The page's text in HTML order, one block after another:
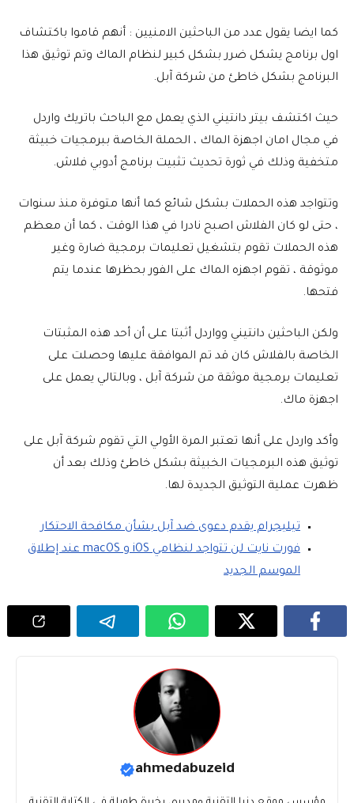
كما ايضا يقول عدد من الباحثين الامنيين : أنهم قاموا باكتشاف
اول برنامج يشكل ضرر بشكل كبير لنظام الماك وتم توثيق هذا
البرنامج بشكل خاطئ من شركة آبل.
حيث اكتشف بيتر دانتيني الذي يعمل مع الباحث باتريك واردل
في مجال امان اجهزة الماك ، الحملة الخاصة ببرمجيات خبيثة
متخفية وذلك في ثورة تحديث تثبيت برنامج أدوبي فلاش.
وتتواجد هذه الحملات بشكل شائع كما أنها متوفرة منذ سنوات
، حتى لو كان الفلاش اصبح نادرا في هذا الوقت ، كما أن معظم
هذه الحملات تقوم بتشغيل تعليمات برمجية ضارة وغير
موثوقة ، تقوم اجهزه الماك على الفور بحظرها عندما يتم
فتحها.
ولكن الباحثين دانتيني وواردل أثبتا على أن أحد هذه المثبتات
الخاصة بالفلاش كان قد تم الموافقة عليها وحصلت على
تعليمات برمجية موثقة من شركة آبل ، وبالتالي يعمل على
اجهزة ماك.
وأكد واردل على أنها تعتبر المرة الأولي التي تقوم شركة آبل على
توثيق هذه البرمجيات الخبيثة بشكل خاطئ وذلك بعد أن
ظهرت عملية التوثيق الجديدة لها.
تيليجرام يقدم دعوى ضد آبل بشأن مكافحة الاحتكار
فورت نايت لن تتواجد لنظامي iOS و macOS عند إطلاق
الموسم الجديد
ahmedabuzeid